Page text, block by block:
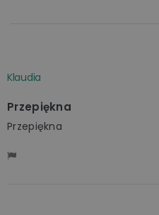
Klaudia
Przepiękna
Przepiękna